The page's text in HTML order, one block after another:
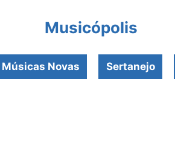
Musicópolis
Músicas Novas Sertanejo